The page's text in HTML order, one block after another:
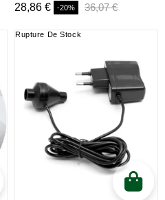
28,86 € -20% 36,07 €
Rupture De Stock